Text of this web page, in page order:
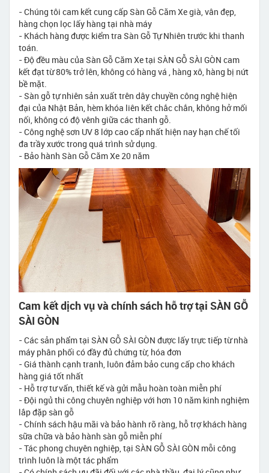
- Chúng tôi cam kết cung cấp Sàn Gỗ Căm Xe già, vân đẹp,
hàng chọn lọc lấy hàng tại nhà máy
- Khách hàng được kiểm tra Sàn Gỗ Tự Nhiên trước khi thanh
toán.
- Độ đều màu của Sàn Gỗ Căm Xe tại SÀN GỖ SÀI GÒN cam
kết đạt từ 80% trở lên, không có hàng vá , hàng xô, hàng bị nứt
bề mặt.
- Sàn gỗ tự nhiên sản xuất trên dây chuyền công nghệ hiện
đại của Nhật Bản, hèm khóa liên kết chắc chắn, không hở mối
nối, không có độ vênh giữa các thanh gỗ.
- Công nghệ sơn UV 8 lớp cao cấp nhất hiện nay hạn chế tối
đa trầy xước trong quá trình sử dụng.
- Bảo hành Sàn Gỗ Căm Xe 20 năm
Cam kết dịch vụ và chính sách hỗ trợ tại SÀN GỖ
SÀI GÒN
- Các sản phẩm tại SÀN GỖ SÀI GÒN được lấy trực tiếp từ nhà
máy phân phối có đầy đủ chứng từ, hóa đơn
- Giá thành cạnh tranh, luôn đảm bảo cung cấp cho khách
hàng giá tốt nhất
- Hỗ trợ tư vấn, thiết kế và gửi mẫu hoàn toàn miễn phí
- Đội ngủ thi công chuyên nghiệp với hơn 10 năm kinh nghiệm
lắp đặp sàn gỗ
- Chính sách hậu mãi và bảo hành rõ ràng, hỗ trợ khách hàng
sữa chữa và bảo hành sàn gỗ miễn phí
- Tác phong chuyên nghiệp, tại SÀN GỖ SÀI GÒN mỗi công
trình luôn là một tác phẩm